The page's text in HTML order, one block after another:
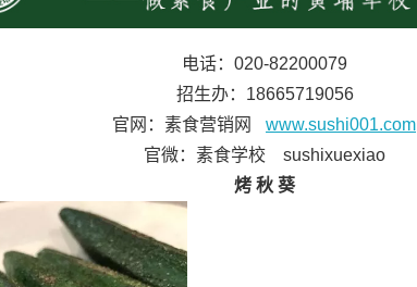
电话：020-82200079
招生办：18665719056
官网：素食营销网
www.sushi001.com
官微：素食学校 sushixuexiao
烤 秋 葵